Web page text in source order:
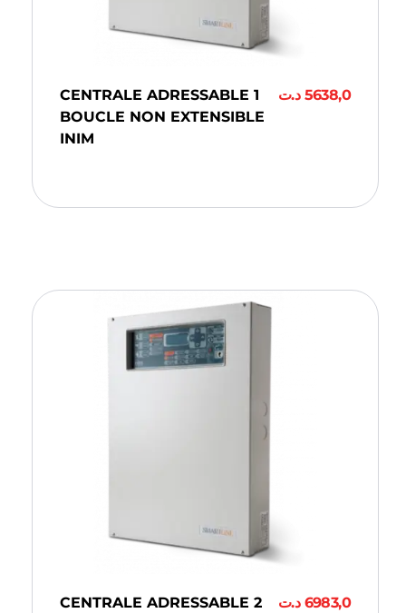
CENTRALE ADRESSABLE 1
BOUCLE NON EXTENSIBLE
INIM
5638,0 د.ت
CENTRALE ADRESSABLE 2
6983,0 د.ت